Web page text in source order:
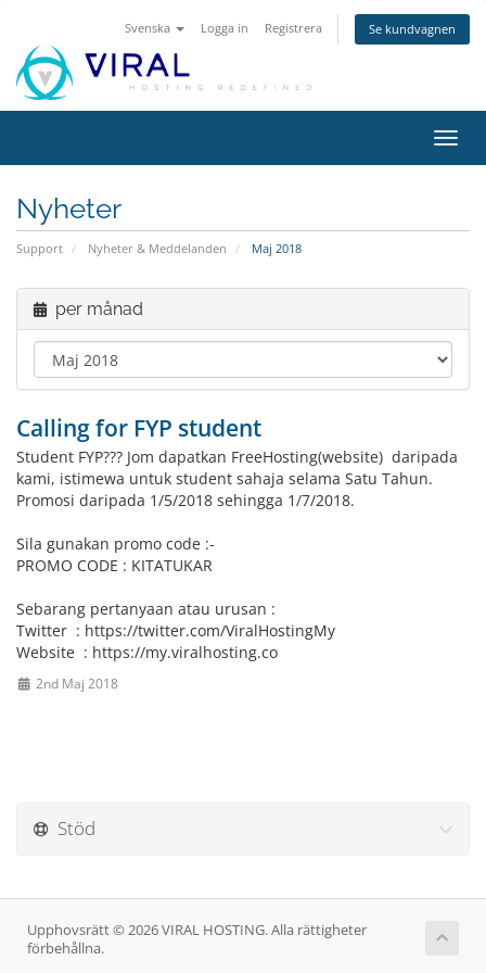
Svenska Logga in Registrera Se kundvagnen
Växla
Nyheter
Support Nyheter & Meddelanden Maj 2018
per månad
Calling for FYP student
Student FYP??? Jom dapatkan FreeHosting(website) daripada
kami, istimewa untuk student sahaja selama Satu Tahun.
Promosi daripada 1/5/2018 sehingga 1/7/2018.
Sila gunakan promo code :-
PROMO CODE : KITATUKAR
Sebarang pertanyaan atau urusan :
Twitter : https://twitter.com/ViralHostingMy
Website : https://my.viralhosting.co
2nd Maj 2018
Stöd
Upphovsrätt © 2026 VIRAL HOSTING. Alla rättigheter
förbehållna.